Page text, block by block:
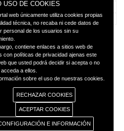
20 21
USO DE COOKIES
web únicamente utiliza cookies propias
técnica, no recaba ni cede datos de
personal de los usuarios sin su
contiene enlaces a sitios web de
con políticas de privacidad ajenas este
que usted podrá decidir si acepta o no
a ellos.
sobre el uso de nuestras cookies.
RECHAZAR COOKIES
ACEPTAR COOKIES
E INFORMACIÓN